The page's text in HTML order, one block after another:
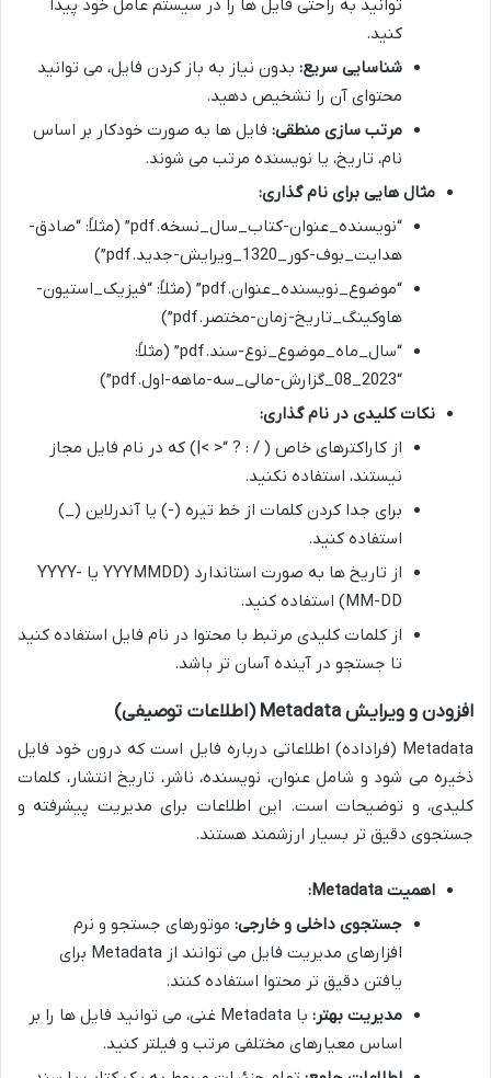
توانید به راحتی فایل ها را در سیستم عامل خود پیدا
کنید.
شناسایی سریع: بدون نیاز به باز کردن فایل، می توانید
محتوای آن را تشخیص دهید.
مرتب سازی منطقی: فایل ها به صورت خودکار بر اساس
نام، تاریخ، یا نویسنده مرتب می شوند.
مثال هایی برای نام گذاری:
“نویسنده_عنوان-کتاب_سال_نسخه.pdf” (مثلاً: “صادق-
هدایت_بوف-کور_1320_ویرایش-جدید.pdf”)
“موضوع_نویسنده_عنوان.pdf” (مثلاً: “فیزیک_استیون-
هاوکینگ_تاریخ-زمان-مختصر.pdf”)
“سال_ماه_موضوع_نوع-سند.pdf” (مثلاً:
“2023_08_گزارش-مالی_سه-ماهه-اول.pdf”)
نکات کلیدی در نام گذاری:
از کاراکترهای خاص ( / : ? “< >|) که در نام فایل مجاز
نیستند، استفاده نکنید.
برای جدا کردن کلمات از خط تیره (-) یا آندرلاین (_)
استفاده کنید.
از تاریخ ها به صورت استاندارد (YYYMMDD یا YYYY-
MM-DD) استفاده کنید.
از کلمات کلیدی مرتبط با محتوا در نام فایل استفاده کنید
تا جستجو در آینده آسان تر باشد.
افزودن و ویرایش Metadata (اطلاعات توصیفی)
Metadata (فراداده) اطلاعاتی درباره فایل است که درون خود فایل
ذخیره می شود و شامل عنوان، نویسنده، ناشر، تاریخ انتشار، کلمات
کلیدی، و توضیحات است. این اطلاعات برای مدیریت پیشرفته و
جستجوی دقیق تر بسیار ارزشمند هستند.
اهمیت Metadata:
جستجوی داخلی و خارجی: موتورهای جستجو و نرم
افزارهای مدیریت فایل می توانند از Metadata برای
یافتن دقیق تر محتوا استفاده کنند.
مدیریت بهتر:
با Metadata غنی، می توانید فایل ها را بر
اساس معیارهای مختلفی مرتب و فیلتر کنید.